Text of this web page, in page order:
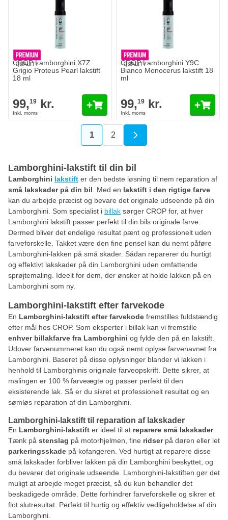
CROP Lamborghini X7Z
Grigio Proteus Pearl lakstift
18 ml
99,19 kr.
CROP Lamborghini Y9C
Bianco Monocerus lakstift 18
ml
99,19 kr.
Du læser i øjeblikket side
1 Side
2
Lamborghini-lakstift til din bil
Lamborghini lakstift er den bedste løsning til nem reparation af
små lakskader på din bil . Med en lakstift i den rigtige farve
kan du arbejde præcist og bevare det originale udseende på din
Lamborghini. Som specialist i billak sørger CROP for, at hver
Lamborghini lakstift passer perfekt til din bils originale farve.
Dermed bliver det endelige resultat pænt og professionelt uden
farveforskelle. Takket være den fine pensel kan du nemt påføre
Lamborghini-lakken på små skader. Sådan reparerer du hurtigt
og effektivt lakskader på din Lamborghini uden omfattende
sprøjtemaling. Ideelt for dem, der ønsker at holde lakken på en
Lamborghini som ny.
Lamborghini-lakstift efter farvekode
En Lamborghini-lakstift efter farvekode fremstilles fuldstændig
efter mål hos CROP. Som eksperter i billak kan vi fremstille
enhver billakfarve fra Lamborghini og fylde den på en lakstift.
Udover farvenummeret kan du også nemt oplyse farvenavnet fra
Lamborghini. Baseret på disse oplysninger blander vi lakken i
henhold til Lamborghinis originale farveopskrift. Dette sikrer, at
malingen er 100 % farveægte og passer perfekt til den
eksisterende lak. Så er du sikret et professionelt resultat og en
sømløs reparation af din Lamborghini.
Lamborghini-lakstift til reparation af lakskader
En Lamborghini-lakstift er ideel til at reparere små lakskader.
Tænk på stenslag på motorhjelmen, fine ridserpå døren eller let
parkeringsskade på kofangeren. Ved hurtigt at reparere disse
små lakskader forbliver lakken på din Lamborghini beskyttet, og
du bevarer det originale udseende. Lamborghini-lakstiften gør det
muligt at arbejde meget præcist, så du kun behandler det
beskadigede område. Dette forhindrer farveforskelle og sikrer et
flot slutresultat. Perfekt til hurtig og effektiv vedligeholdelse af din
Lamborghini.